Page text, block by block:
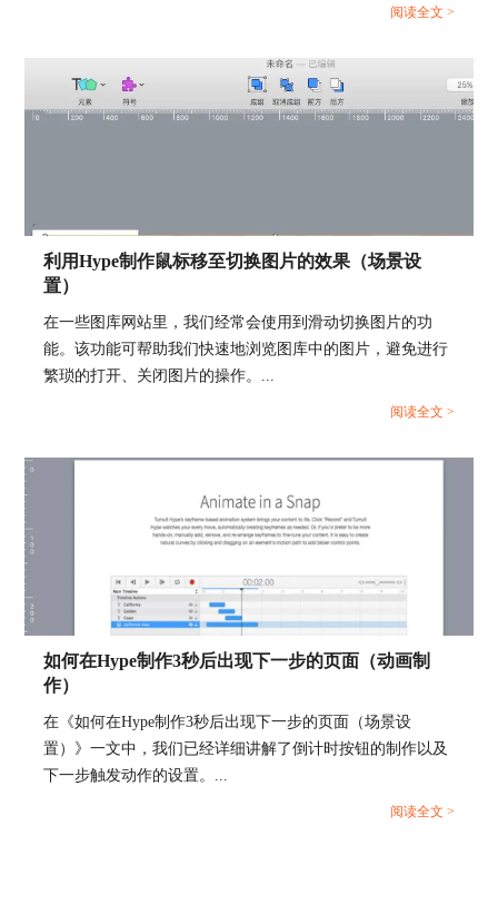
如果想要动效效果更好一些，可以制作多个小球弹
调整下小球的颜色、位置和时间轴 就可以制做出不
同的效果，如图5。
图 5：参数调节
以上就是使用Hype 4属性中的曲线来制作弹跳小球
中预设曲线效果更加多样，尤其是可以展示元素的
运动轨迹，很适合新手学习动效制作。想要了解更
多内容，请访问Hype 4网站。
作者：Noel
阅读全文 >
利用Hype制作鼠标移至切换图片的效果（场景设
置）
在一些图库网站里，我们经常会使用到滑动切换图片的功
能。该功能可帮助我们快速地浏览图库中的图片，避免进行
繁琐的打开、关闭图片的操作。...
阅读全文 >
如何在Hype制作3秒后出现下一步的页面（动画制
作）
在《如何在Hype制作3秒后出现下一步的页面（场景设
置）》一文中，我们已经详细讲解了倒计时按钮的制作以及
下一步触发动作的设置。...
阅读全文 >